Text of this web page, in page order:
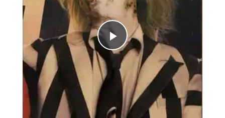
Play
Video